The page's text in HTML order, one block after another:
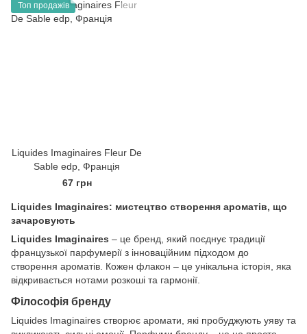
Топ продажів
Liquides Imaginaires Fleur De
Sable edp, Франція
67 грн
Liquides Imaginaires: мистецтво створення ароматів, що
зачаровують
Liquides Imaginaires – це бренд, який поєднує традиції
французької парфумерії з інноваційним підходом до
створення ароматів. Кожен флакон – це унікальна історія, яка
відкривається нотами розкоші та гармонії.
Філософія бренду
Liquides Imaginaires створює аромати, які пробуджують уяву та